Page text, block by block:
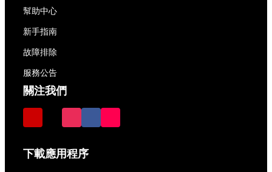
幫助中心
新手指南
故障排除
服務公告
關注我們
下載應用程序